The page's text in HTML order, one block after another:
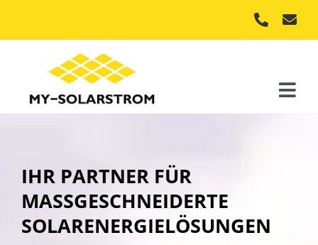
Produkte
Kontakt
IHR PARTNER FÜR
MASSGESCHNEIDERTE S
OLARENERGIELÖSUNGEN